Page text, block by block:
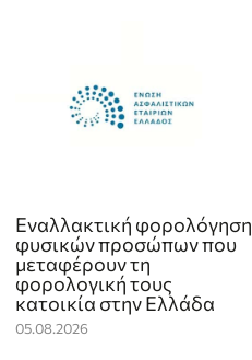
Εναλλακτική φορολόγηση
φυσικών προσώπων που
μεταφέρουν τη
φορολογική τους
κατοικία στην Ελλάδα
05.08.2026